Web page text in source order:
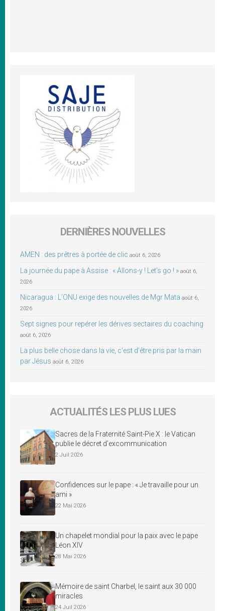
DERNIÈRES NOUVELLES
AMEN : des prêtres à portée de clic août 6, 2026
La journée du pape à Assise : « Allons-y ! Let’s go ! » août 6,
2026
Nicaragua : L’ONU exige des nouvelles de Mgr Mata août 6,
2026
Sept signes pour repérer les dérives sectaires du coaching
août 6, 2026
La plus belle chose dans la vie, c’est d’être pris par la main
par Jésus août 6, 2026
ACTUALITÉS LES PLUS LUES
Sacres de la Fraternité Saint-Pie X : le Vatican
publie le décret d’excommunication
2 Juil 2026
Confidences sur le pape : « Je travaille pour un
ami »
22 Mai 2026
Un chapelet mondial pour la paix avec le pape
Léon XIV
28 Mai 2026
Mémoire de saint Charbel, le saint aux 30 000
miracles
24 Juil 2026